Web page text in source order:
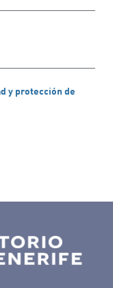
y protección de